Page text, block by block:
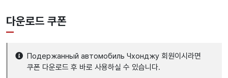
다운로드 쿠폰
Подержанный автомобиль Чхонджу 회원이시라면
쿠폰 다운로드 후 바로 사용하실 수 있습니다.